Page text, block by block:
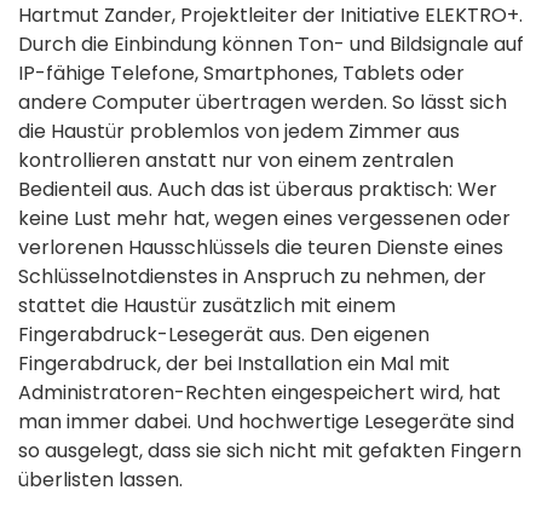
Hartmut Zander, Projektleiter der Initiative ELEKTRO+.
Durch die Einbindung können Ton- und Bildsignale auf
IP-fähige Telefone, Smartphones, Tablets oder
andere Computer übertragen werden. So lässt sich
die Haustür problemlos von jedem Zimmer aus
kontrollieren anstatt nur von einem zentralen
Bedienteil aus. Auch das ist überaus praktisch: Wer
keine Lust mehr hat, wegen eines vergessenen oder
verlorenen Hausschlüssels die teuren Dienste eines
Schlüsselnotdienstes in Anspruch zu nehmen, der
stattet die Haustür zusätzlich mit einem
Fingerabdruck-Lesegerät aus. Den eigenen
Fingerabdruck, der bei Installation ein Mal mit
Administratoren-Rechten eingespeichert wird, hat
man immer dabei. Und hochwertige Lesegeräte sind
so ausgelegt, dass sie sich nicht mit gefakten Fingern
überlisten lassen.